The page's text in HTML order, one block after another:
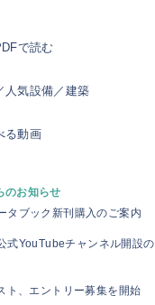
で読む
人気設備／建築
る動画
のお知らせ
タブック新刊購入のご案内
式YouTubeチャンネル開設の
ト、エントリー募集を開始